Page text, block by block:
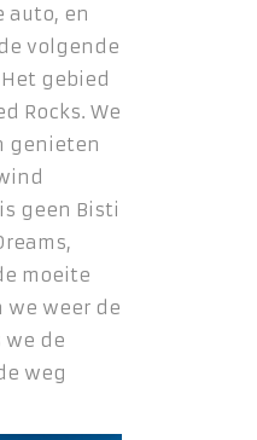
auto, en
volgende
gebied
Rocks. We
genieten
geen Bisti
moeite
we weer de
we de
weg